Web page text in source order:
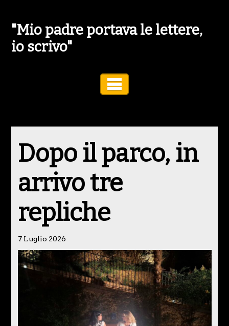
"Mio padre portava le lettere,
io scrivo"
Dopo il parco, in
arrivo tre
repliche
7 Luglio 2026